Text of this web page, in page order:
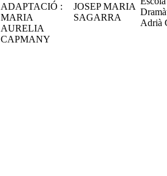
ADAPTACIÓ :
MARIA
AURELIA
CAPMANY
JOSEP MARIA
SAGARRA
Adrià